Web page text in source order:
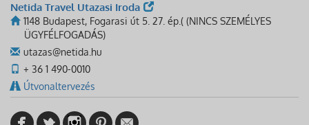
Netida Travel Utazasi Iroda
1148 Budapest, Fogarasi út 5. 27. ép.( (NINCS SZEMÉLYES
ÜGYFÉLFOGADÁS)
utazas@netida.hu
+ 36 1 490-0010
Útvonaltervezés